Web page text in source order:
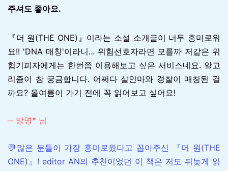
주셔도 좋아요.
『더 원(THE ONE)』이라는 소설 소개글이 너무 흥미로워
요!! 'DNA 매칭'이라니... 위험선호자라면 모를까 저같은 위
험기피자에게는 한번쯤 이용해보고 싶은 서비스네요. 알고
리즘이 참 궁금합니다. 어쩌다 살인마와 경찰이 매칭된 걸
까요? 올여름이 가기 전에 꼭 읽어보고 싶어요!
─ 방명* 님
💬많은 분들이 가장 흥미로웠다고 꼽아주신 『더 원(THE
ONE)』! editor AN의 추천이었던 이 책은 저도 뒤늦게 읽